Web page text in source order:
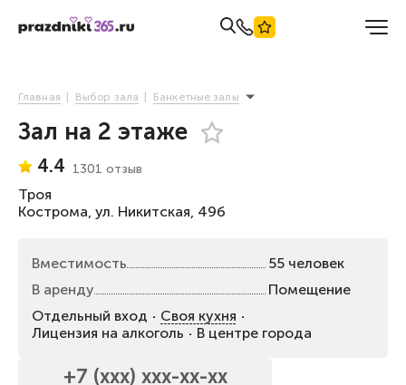
Главная Выбор зала Банкетные залы
Зал на 2 этаже
4.4 1301 отзыв
Троя
Кострома, ул. Никитская, 49б
Вместимость
55 человек
В аренду
Помещение
Отдельный вход
Своя кухня
Лицензия на алкоголь
В центре города
+7 (xxx) xxx-xx-xx